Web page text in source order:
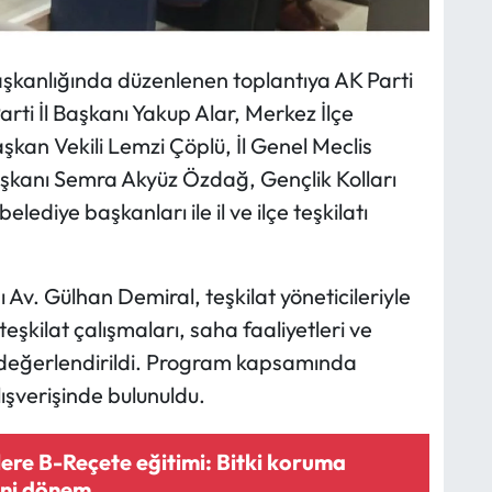
düzenlenen toplantıya AK Parti
İl Başkanı Yakup Alar, Merkez İlçe
Vekili Lemzi Çöplü, İl Genel Meclis
Semra Akyüz Özdağ, Gençlik Kolları
başkanları ile il ve ilçe teşkilatı
Av. Gülhan Demiral, teşkilat yöneticileriyle
çalışmaları, saha faaliyetleri ve
Program kapsamında
bulunuldu.
B-Reçete eğitimi: Bitki koruma